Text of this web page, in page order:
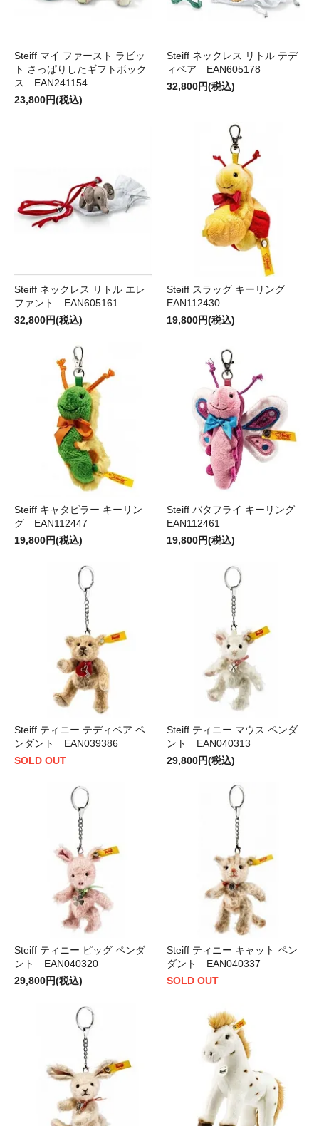
Steiff マイ ファースト ラビッ
ト さっぱりしたギフトボック
ス EAN241154
23,800円(税込)
Steiff ネックレス リトル テデ
ィベア EAN605178
32,800円(税込)
Steiff ネックレス リトル エレ
ファント EAN605161
32,800円(税込)
Steiff スラッグ キーリング
EAN112430
19,800円(税込)
Steiff キャタピラー キーリン
グ EAN112447
19,800円(税込)
Steiff バタフライ キーリング
EAN112461
19,800円(税込)
Steiff ティニー テディベア ペ
ンダント EAN039386
SOLD OUT
Steiff ティニー マウス ペンダ
ント EAN040313
29,800円(税込)
Steiff ティニー ピッグ ペンダ
ント EAN040320
29,800円(税込)
Steiff ティニー キャット ペン
ダント EAN040337
SOLD OUT